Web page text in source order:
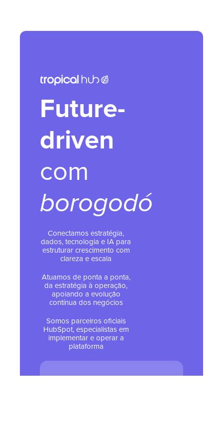
Future-
driven
com
borogodó
Conectamos estratégia,
dados, tecnologia e IA para
estruturar crescimento com
clareza e escala
Atuamos de ponta a ponta,
da estratégia à operação,
apoiando a evolução
contínua dos negócios
Somos parceiros oficiais
HubSpot, especialistas em
implementar e operar a
plataforma